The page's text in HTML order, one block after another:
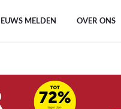
MELDEN OVER ONS